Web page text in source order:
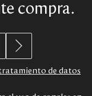
compra.
de datos